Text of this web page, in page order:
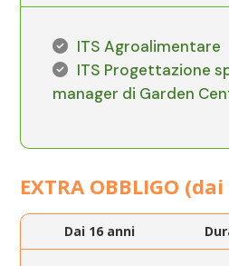
ITS Agroalimentare
ITS Progettazione
manager di Garden
EXTRA OBBLIGO
Dai 16 anni